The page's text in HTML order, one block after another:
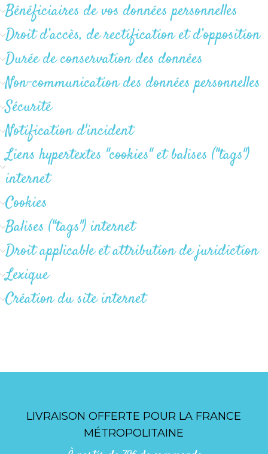
Bénéficiaires de vos données personnelles
Droit d’accès, de rectification et d’opposition
Durée de conservation des données
Non-communication des données personnelles
Sécurité
Notification d'incident
Liens hypertextes "cookies" et balises ("tags")
internet
Cookies
Balises ("tags") internet
Droit applicable et attribution de juridiction
Lexique
Création du site internet
LIVRAISON OFFERTE POUR LA FRANCE
MÉTROPOLITAINE